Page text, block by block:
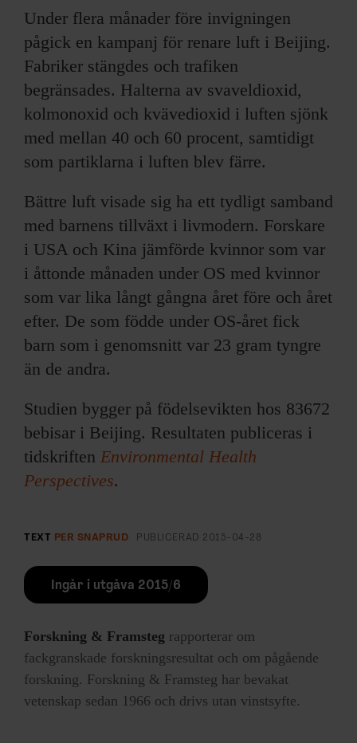
Under flera månader före invigningen
pågick en kampanj för renare luft i Beijing.
Fabriker stängdes och trafiken
begränsades. Halterna av svaveldioxid,
kolmonoxid och kvävedioxid i luften sjönk
med mellan 40 och 60 procent, samtidigt
som partiklarna i luften blev färre.
Bättre luft visade sig ha ett tydligt samband
med barnens tillväxt i livmodern. Forskare
i USA och Kina jämförde kvinnor som var
i åttonde månaden under OS med kvinnor
som var lika långt gångna året före och året
efter. De som födde under OS-året fick
barn som i genomsnitt var 23 gram tyngre
än de andra.
Studien bygger på födelsevikten hos 83672
bebisar i Beijing. Resultaten publiceras i
tidskriften Environmental Health
Perspectives.
TEXT PER SNAPRUD PUBLICERAD 2015-04-28
Ingår i utgåva 2015/6
Forskning & Framsteg rapporterar om
fackgranskade forskningsresultat och om pågående
forskning. Forskning & Framsteg har bevakat
vetenskap sedan 1966 och drivs utan vinstsyfte.